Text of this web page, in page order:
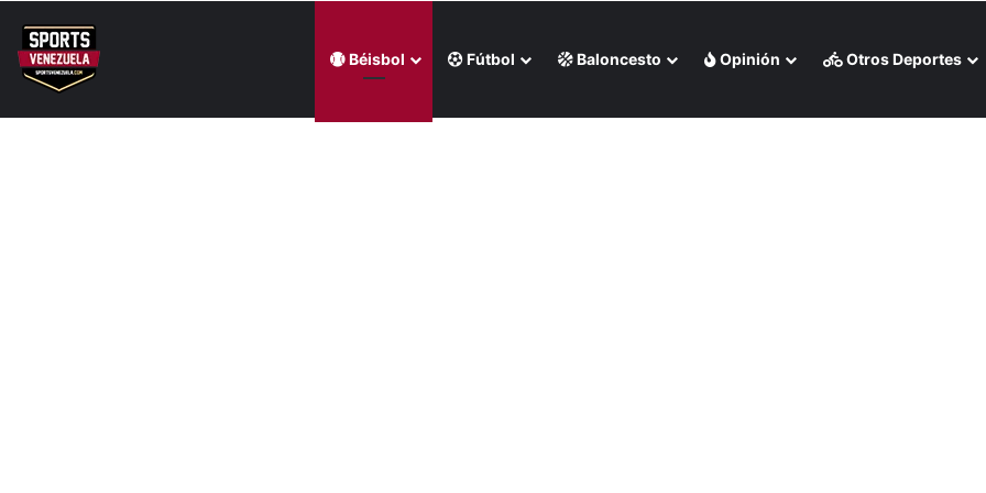
Béisbol Fútbol Baloncesto Opinión Otros Deportes
Última hora